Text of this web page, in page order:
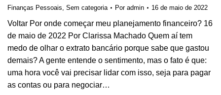
Finanças Pessoais Sem categoria Por admin 16 de maio de 2022
Voltar Por onde começar meu planejamento financeiro? 16
de maio de 2022 Por Clarissa Machado Quem aí tem
medo de olhar o extrato bancário porque sabe que gastou
demais? A gente entende o sentimento, mas o fato é que:
uma hora você vai precisar lidar com isso, seja para pagar
as contas ou para negociar…